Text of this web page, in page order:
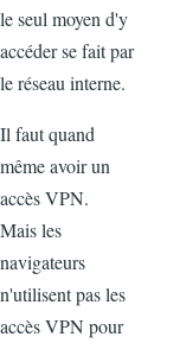
le seul moyen d'y
accéder se fait par
le réseau interne.
Il faut quand
même avoir un
accès VPN.
Mais les
navigateurs
n'utilisent pas les
accès VPN pour